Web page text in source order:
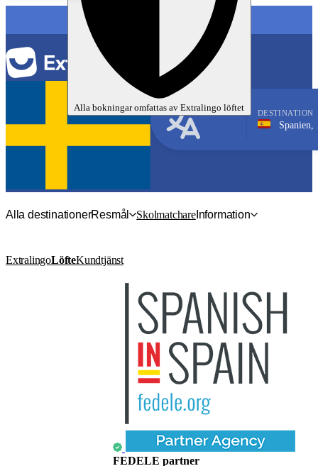
Alla bokningar omfattas av Extralingo löftet
DESTINATION
Spanien, Barcelona
Alla destinationerResmål SkolmatchareInformation
ExtralingoLöfteKundtjänst
FEDELE partner